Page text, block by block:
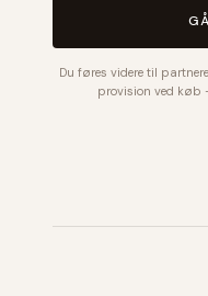
Du føres videre til
provision ved køb